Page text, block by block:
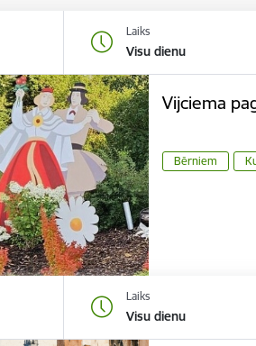
Laiks
Visu dienu
Vijciema
Bērniem
Laiks
Visu dienu